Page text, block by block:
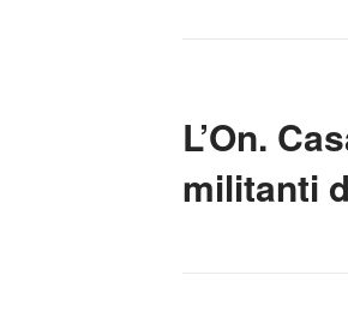
L’On.
militanti